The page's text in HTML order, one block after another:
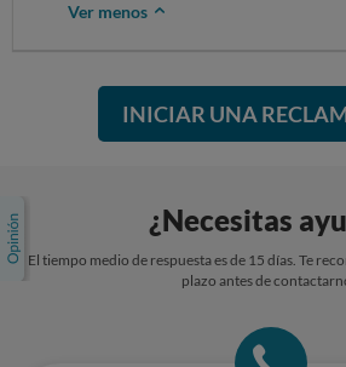
Ver menos
INICIAR UNA
¿Necesitas
El tiempo medio de respuesta es de 15 días. Te
plazo antes de